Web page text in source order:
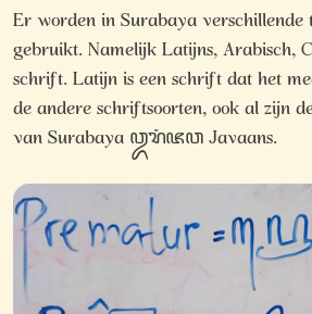
Er worden in Surabaya
gebruikt. Namelijk Latijns, Arabisch,
schrift. Latijn is een schrift dat het
de andere schriftsoorten, ook al zijn
van Surabaya ꦎꦫꦁꦗꦮ Javaans.